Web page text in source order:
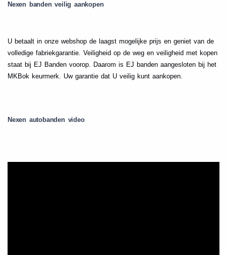
Nexen banden veilig aankopen
U betaalt in onze webshop de laagst mogelijke prijs en geniet van de
volledige fabriekgarantie. Veiligheid op de weg en veiligheid met kopen
staat bij EJ Banden voorop. Daarom is EJ banden aangesloten bij het
MKBok keurmerk. Uw garantie dat U veilig kunt aankopen.
Nexen autobanden video